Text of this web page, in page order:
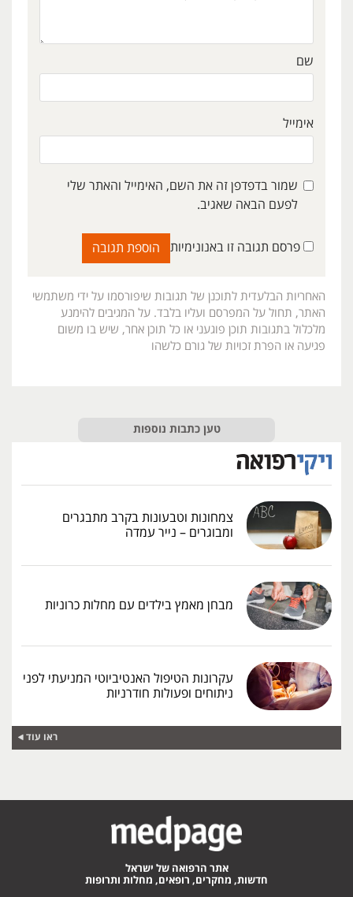
שם
אימייל
שמור בדפדפן זה את השם, האימייל והאתר שלי
לפעם הבאה שאגיב.
פרסם תגובה זו באנונימיות
האחריות הבלעדית לתוכנן של תגובות שיפורסמו על ידי משתמשי
האתר, תחול על המפרסם ועליו בלבד. על המגיבים להימנע
מלכלול בתגובות תוכן פוגעני או כל תוכן אחר, שיש בו משום
פגיעה או הפרת זכויות של גורם כלשהו
טען כתבות נוספות
צמחונות וטבעונות בקרב מתבגרים
ומבוגרים – נייר עמדה
מבחן מאמץ בילדים עם מחלות כרוניות
עקרונות הטיפול האנטיביוטי המניעתי לפני
ניתוחים ופעולות חודרניות
ראו עוד
אתר הרפואה של ישראל
חדשות, מחקרים, רופאים, מחלות ותרופות